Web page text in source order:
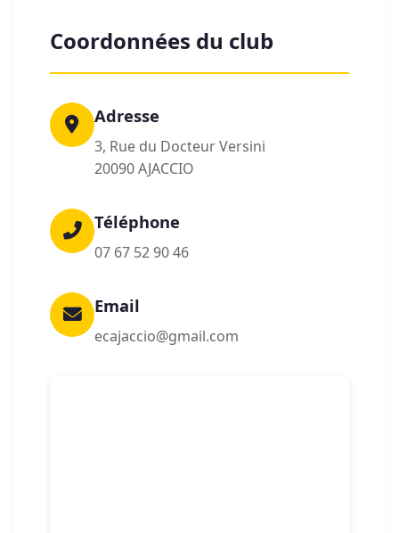
Coordonnées du club
Adresse
3, Rue du Docteur Versini
20090 AJACCIO
Téléphone
07 67 52 90 46
Email
ecajaccio@gmail.com